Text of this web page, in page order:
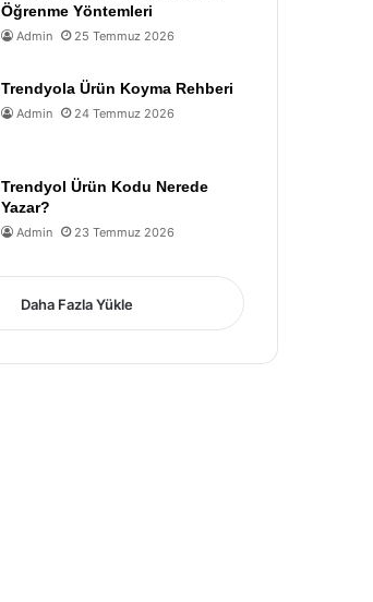
Öğrenme Yöntemleri
Admin 25 Temmuz 2026
Trendyola Ürün Koyma Rehberi
Admin 24 Temmuz 2026
Trendyol Ürün Kodu Nerede
Yazar?
Admin 23 Temmuz 2026
Daha Fazla Yükle